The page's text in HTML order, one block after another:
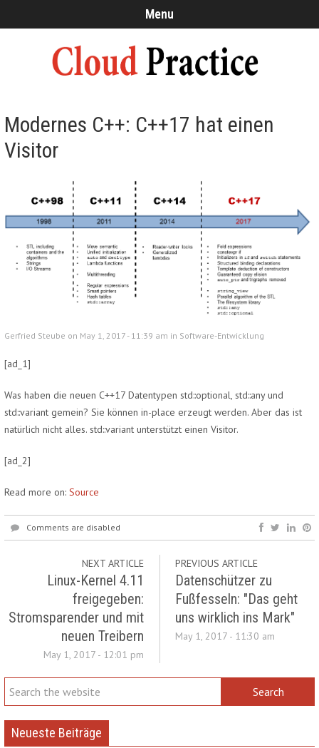
Menu
Modernes C++: C++17 hat einen
Visitor
Gerfried Steube on May 1, 2017 - 11:39 am in Software-Entwicklung
[ad_1]
Was haben die neuen C++17 Datentypen std::optional, std::any und
std::variant gemein? Sie können in-place erzeugt werden. Aber das ist
natürlich nicht alles. std::variant unterstützt einen Visitor.
[ad_2]
Read more on: Source
Comments are disabled
NEXT ARTICLE
Linux-Kernel 4.11
freigegeben:
Stromsparender und mit
neuen Treibern
May 1, 2017 - 12:01 pm
PREVIOUS ARTICLE
Datenschützer zu
Fußfesseln: "Das geht
uns wirklich ins Mark"
May 1, 2017 - 11:30 am
Neueste Beiträge